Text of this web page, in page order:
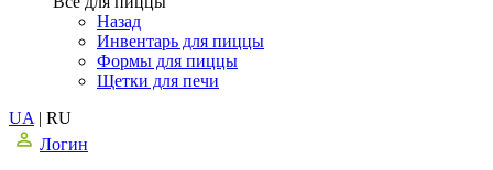
Назад
Инвентарь для пиццы
Формы для пиццы
Щетки для печи
UA | RU
Логин